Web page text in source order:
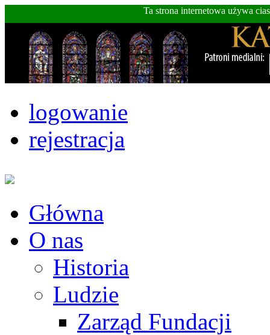
Ta strona internetowa używa
logowanie
rejestracja
Główna
O nas
Historia
Ludzie
Zarząd Fundacji